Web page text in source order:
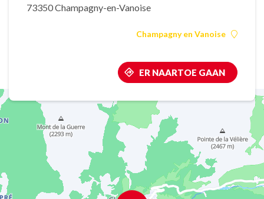
73350 Champagny-en-Vanoise
Champagny en Vanoise
ER NAARTOE GAAN